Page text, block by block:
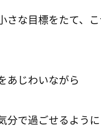
さな目標をたて、
あじわいながら
分で過ごせるよう